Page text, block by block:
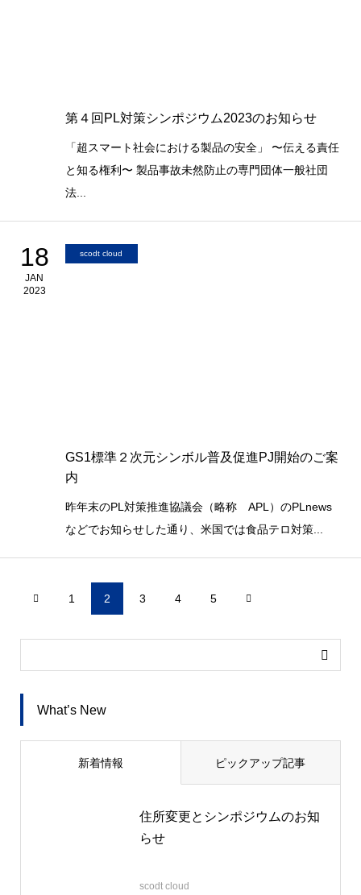
第４回PL対策シンポジウム2023のお知らせ
「超スマート社会における製品の安全」 〜伝える責任
と知る権利〜 製品事故未然防止の専門団体一般社団
法...
18
JAN
2023
scodt cloud
GS1標準２次元シンボル普及促進PJ開始のご案
内
昨年末のPL対策推進協議会（略称 APL）のPLnews
などでお知らせした通り、米国では食品テロ対策...
 1 2 3 4 5 
What’s New
新着情報 ピックアップ記事
住所変更とシンポジウムのお知
らせ
scodt cloud